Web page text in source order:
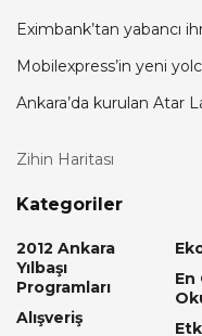
Eximbank’tan yabancı
Mobilexpress’in yeni
Ankara’da kurulan Atar
Zihin Haritası
Kategoriler
2012 Ankara
Yılbaşı
Programları
Alışveriş
En